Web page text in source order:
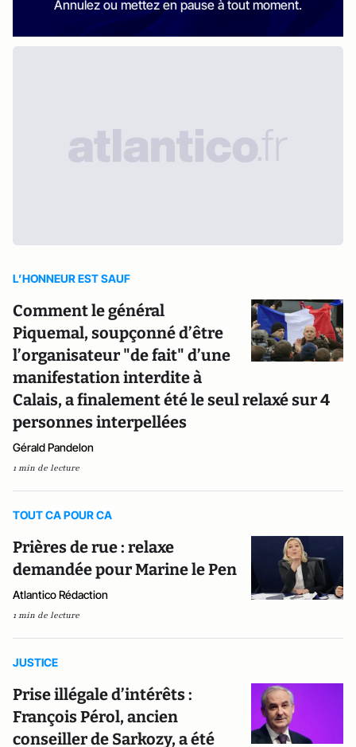
Annulez ou mettez en pause à tout moment.
L’HONNEUR EST SAUF
Comment le général
Piquemal, soupçonné d’être
l’organisateur "de fait" d’une
manifestation interdite à
Calais, a finalement été le seul relaxé sur 4
personnes interpellées
Gérald Pandelon
1 min de lecture
TOUT CA POUR CA
Prières de rue : relaxe
demandée pour Marine le Pen
Atlantico Rédaction
1 min de lecture
JUSTICE
Prise illégale d’intérêts :
François Pérol, ancien
conseiller de Sarkozy, a été